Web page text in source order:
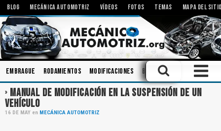
BLOG MECÁNICA AUTOMOTRIZ VÍDEOS FOTOS TEMAS MAPA DEL
Embrague Rodamientos Modificaciones Bielas
MANUAL DE MODIFICACIÓN EN LA SUSPENSIÓN DE UN
VEHÍCULO
16 DE MAY en MECÁNICA AUTOMOTRIZ